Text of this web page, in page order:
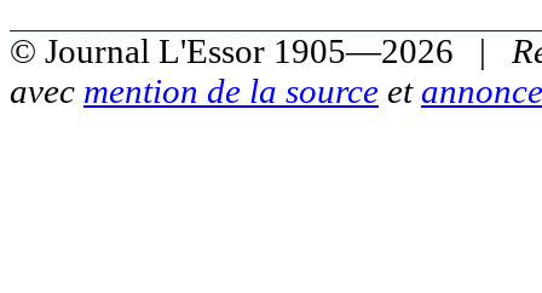
© Journal L'Essor 1905—2026 |
avec mention de la source et